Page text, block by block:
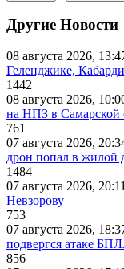
Другие Новости
08 августа 2026,
Геленджике,
1442
08 августа 2026,
на НПЗ в Самарской
761
07 августа 2026,
дрон попал в жилой
1484
07 августа 2026, 20:11
Невзорову
753
07 августа 2026,
подвергся атаке
856